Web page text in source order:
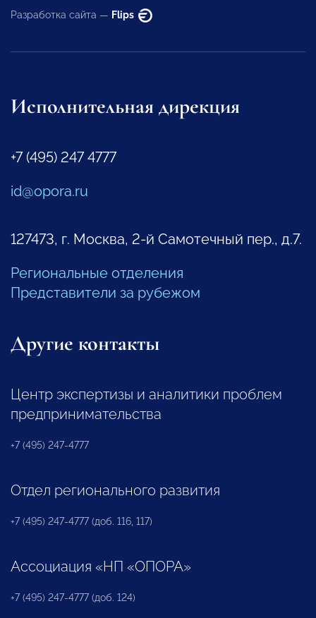
Разработка сайта — Flips
Исполнительная дирекция
+7 (495) 247 4777
id@opora.ru
127473, г. Москва, 2-й Самотечный пер., д.7.
Региональные отделения
Представители за рубежом
Другие контакты
Центр экспертизы и аналитики проблем
предпринимательства
+7 (495) 247-4777
Отдел регионального развития
+7 (495) 247-4777 (доб. 116, 117)
Ассоциация «НП «ОПОРА»
+7 (495) 247-4777 (доб. 124)